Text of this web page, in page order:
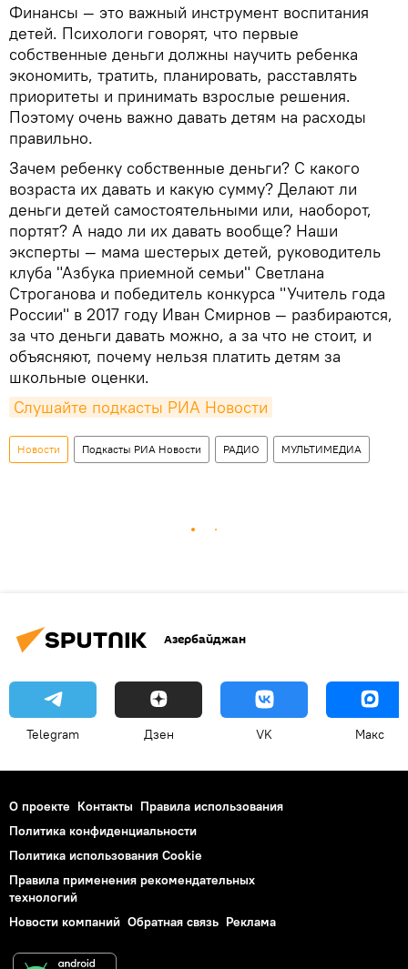
Финансы — это важный инструмент воспитания
детей. Психологи говорят, что первые
собственные деньги должны научить ребенка
экономить, тратить, планировать, расставлять
приоритеты и принимать взрослые решения.
Поэтому очень важно давать детям на расходы
правильно.
Зачем ребенку собственные деньги? С какого
возраста их давать и какую сумму? Делают ли
деньги детей самостоятельными или, наоборот,
портят? А надо ли их давать вообще? Наши
эксперты — мама шестерых детей, руководитель
клуба "Азбука приемной семьи" Светлана
Строганова и победитель конкурса "Учитель года
России" в 2017 году Иван Смирнов — разбираются,
за что деньги давать можно, а за что не стоит, и
объясняют, почему нельзя платить детям за
школьные оценки.
Слушайте подкасты РИА Новости
Новости Подкасты РИА Новости РАДИО МУЛЬТИМЕДИА
Азербайджан
Telegram Дзен VK Макс
О проекте Контакты Правила использования
Политика конфиденциальности
Политика использования Cookie
Правила применения рекомендательных
технологий
Новости компаний Обратная связь Реклама